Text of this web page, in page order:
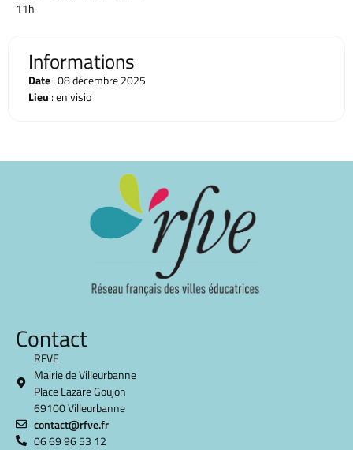
11h
Informations
Date: 08 décembre 2025
Lieu : en visio
Contact
RFVE
Mairie de Villeurbanne
Place Lazare Goujon
69100 Villeurbanne
contact@rfve.fr
06 69 96 53 12